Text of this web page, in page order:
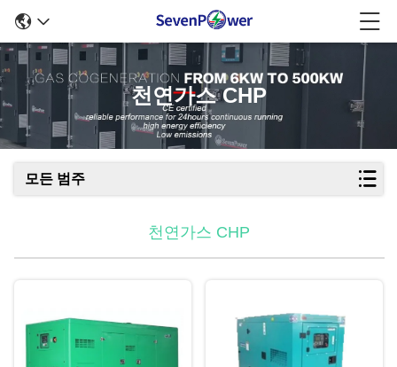
천연가스 CHP
모든 범주
천연가스 CHP